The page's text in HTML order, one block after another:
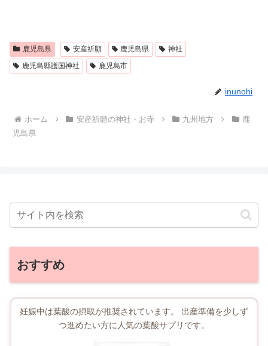
鹿児島県 安産祈願 鹿児島県
神社
鹿児島縣護国神社
鹿児島市
inunohi
ホーム 安産祈願の神社・お寺 九州地方
鹿
児島県
おすすめ
妊娠中は葉酸の摂取が推奨されています。 出産準備を少しず
つ進めたい方に人気の葉酸サプリです。